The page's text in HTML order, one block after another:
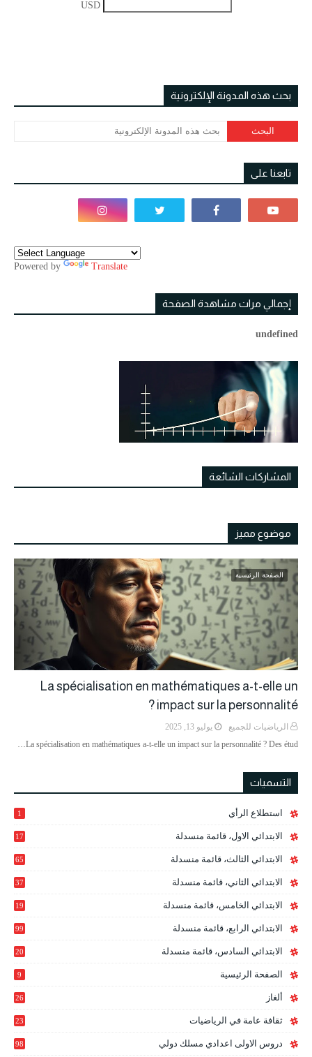
USD
بحث هذه المدونة الإلكترونية
تابعنا على
Powered by Translate
إجمالي مرات مشاهدة الصفحة
undefined
المشاركات الشائعة
موضوع مميز
الصفحة الرئيسية
La spécialisation en mathématiques a-t-elle un
impact sur la personnalité ?
الرياضيات للجميع
يوليو 13, 2025
La spécialisation en mathématiques a-t-elle un impact sur la personnalité ? Des étud…
التسميات
استطلاع الرأي 1
الابتدائي الاول، قائمة منسدلة 17
الابتدائي الثالث، قائمة منسدلة 65
الابتدائي الثاني، قائمة منسدلة 37
الابتدائي الخامس، قائمة منسدلة
19
الابتدائي الرابع، قائمة منسدلة 99
الابتدائي السادس، قائمة منسدلة
20
الصفحة الرئيسية 9
ألغاز 26
ثقافة عامة في الرياضيات 23
دروس الاولى اعدادي مسلك دولي 98